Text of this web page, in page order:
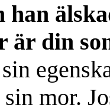
han
är din
mor.